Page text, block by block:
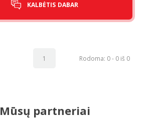
KALBĖTIS DABAR
1 Rodoma: 0 - 0 iš 0
Mūsų partneriai